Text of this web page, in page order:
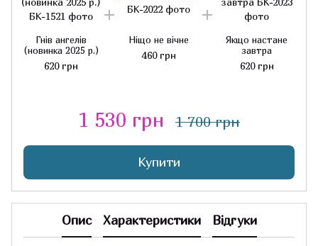
Гнів ангелів
(новинка 2025 р.)
620 грн
Ніщо не вічне
460 грн
Якщо настане
завтра
620 грн
1 530 грн 1 700 грн
Купити
Опис Характеристики Відгуки